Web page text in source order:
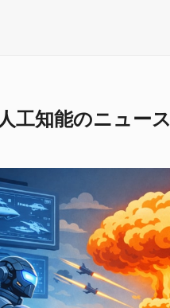
工知能のニュース